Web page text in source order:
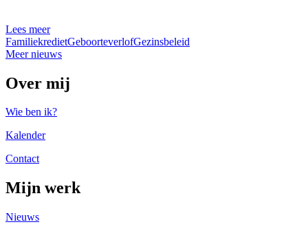
Lees meer
FamiliekredietGeboorteverlofGezinsbeleid
Meer nieuws
Over mij
Wie ben ik?
Kalender
Contact
Mijn werk
Nieuws